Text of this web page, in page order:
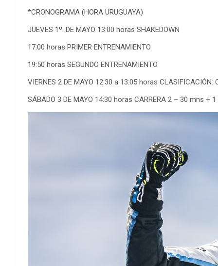
*CRONOGRAMA (HORA URUGUAYA)
JUEVES 1º. DE MAYO 13:00 horas SHAKEDOWN
17:00 horas PRIMER ENTRENAMIENTO
19:50 horas SEGUNDO ENTRENAMIENTO
VIERNES 2 DE MAYO 12:30 a 13:05 horas
SÁBADO 3 DE MAYO 14:30 horas CARRERA 2 – 30 mns +